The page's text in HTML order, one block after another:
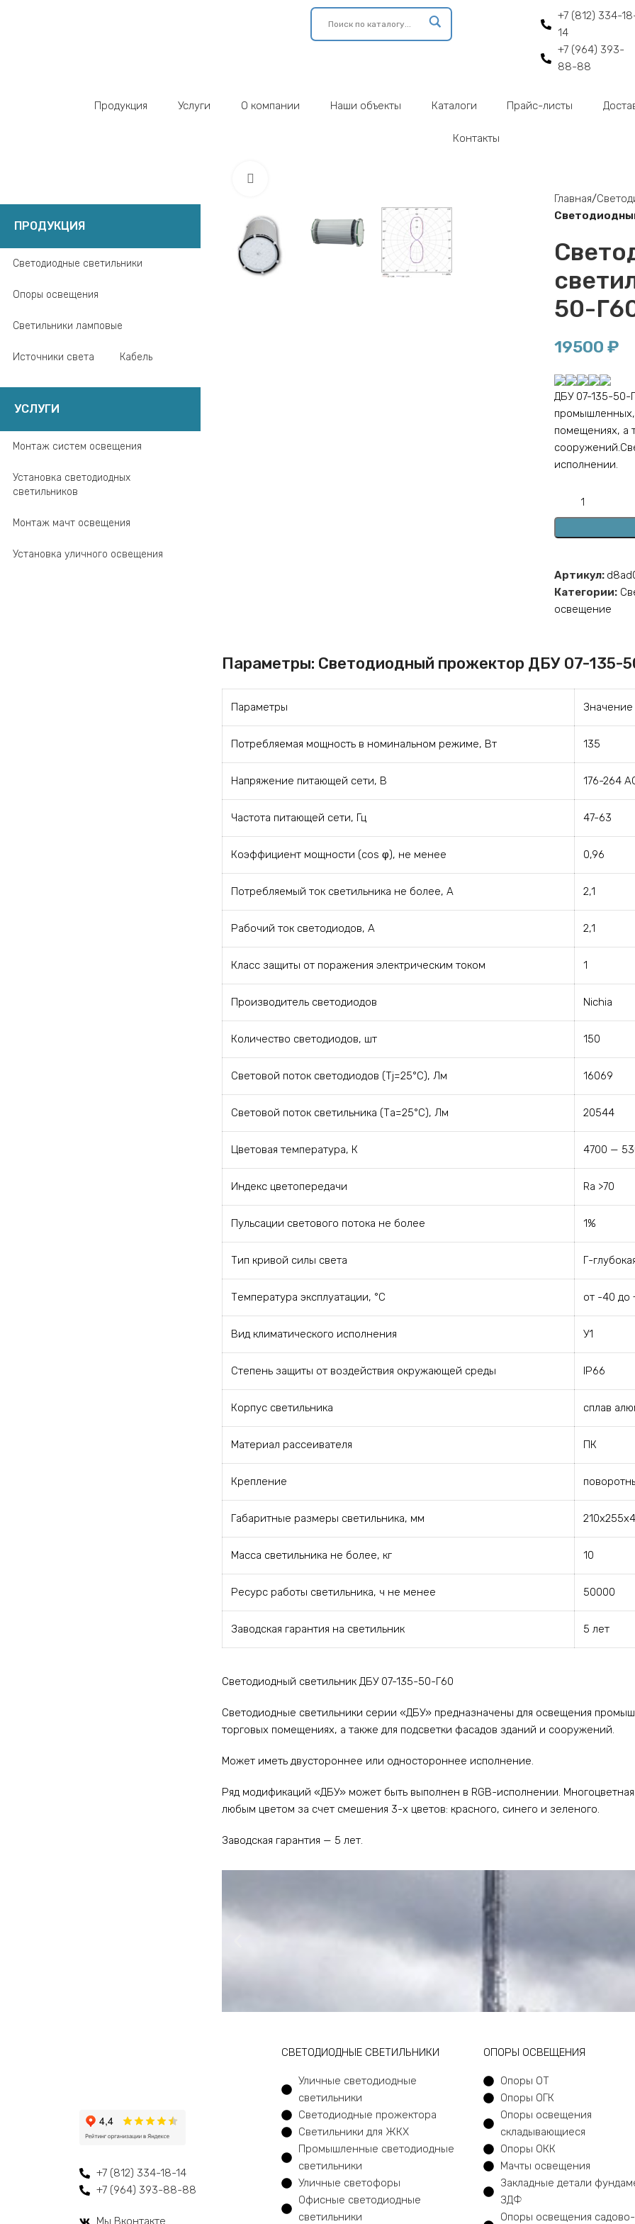
+7 (812) 334-
14
+7 (964) 393-
88-88
Продукция Услуги О компании Наши объекты Каталоги Прайс-листы
Контакты
ПРОДУКЦИЯ
Светодиодные светильники
Опоры освещения
Светильники ламповые
Источники света Кабель
УСЛУГИ
Монтаж систем освещения
Установка светодиодных
светильников
Монтаж мачт освещения
Установка уличного освещения
Главная
50-
19500₽
ДБУ 07-135-50-
промышленных,
помещениях, а
исполнении.
Артикул:
Категории:
освещение
Параметры: Светодиодный прожектор ДБУ 07-135-
Параметры Значение
Потребляемая мощность в номинальном режиме, Вт 135
Напряжение питающей сети, В 176-264
Частота питающей сети, Гц 47-63
Коэффициент мощности (cos φ), не менее 0,96
Потребляемый ток светильника не более, А 2,1
Рабочий ток светодиодов, А 2,1
Класс защиты от поражения электрическим током 1
Производитель светодиодов Nichia
Количество светодиодов, шт 150
Световой поток светодиодов (Tj=25°C), Лм 16069
Световой поток светильника (Та=25°С), Лм 20544
Цветовая температура, К 4700 —
Индекс цветопередачи Ra >70
Пульсации светового потока не более 1%
Тип кривой силы света Г-
Температура эксплуатации, °C от -40 до
Вид климатического исполнения У1
Степень защиты от воздействия окружающей среды IP66
Корпус светильника сплав
Материал рассеивателя ПК
Крепление
Габаритные размеры светильника, мм
Масса светильника не более, кг 10
Ресурс работы светильника, ч не менее 50000
Заводская гарантия на светильник 5 лет
Светодиодный светильник ДБУ 07-135-50-Г60
Светодиодные светильники серии «ДБУ» предназначены для освещения
торговых помещениях, а также для подсветки фасадов зданий и сооружений.
Может иметь двустороннее или одностороннее исполнение.
Ряд модификаций «ДБУ» может быть выполнен в RGB-исполнении. Многоцветная
любым цветом за счет смешения 3-х цветов: красного, синего и зеленого.
Заводская гарантия — 5 лет.
+7 (812) 334-18-14
+7 (964) 393-88-88
Мы Вконтакте
CВЕТОДИОДНЫЕ СВЕТИЛЬНИКИ
Уличные светодиодные
светильники
Светодиодные прожектора
Светильники для ЖКХ
Промышленные светодиодные
светильники
Уличные светофоры
Офисные светодиодные
светильники
ОПОРЫ ОСВЕЩЕНИЯ
Опоры ОТ
Опоры ОГК
Опоры освещения
складывающиеся
Опоры ОКК
Мачты освещения
Закладные детали
ЗДФ
Опоры освещения садово-